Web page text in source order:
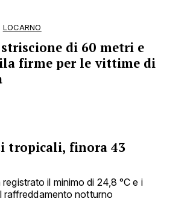
LOCARNO
di 60 metri e
firme per le vittime di
tropicali, finora 43
il minimo di 24,8 °C e i
raffreddamento notturno